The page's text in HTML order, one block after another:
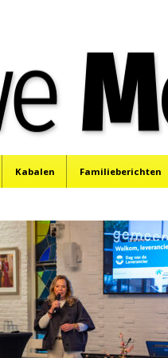
Kabalen Familieberichten